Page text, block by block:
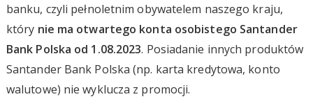
banku, czyli pełnoletnim obywatelem naszego kraju,
który nie ma otwartego konta osobistego Santander
Bank Polska od 1.08.2023. Posiadanie innych produktów
Santander Bank Polska (np. karta kredytowa, konto
walutowe) nie wyklucza z promocji.